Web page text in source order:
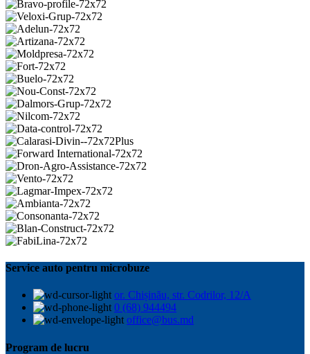
Service auto pentru microbuze
or. Chișinău, str. Codrilor, 12/A
0 (68) 944494
office@bus.md
Program de lucru